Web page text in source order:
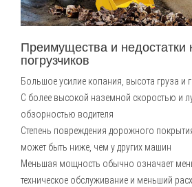
Преимущества и недостатки
погрузчиков
Большое усилие копания, высота груза и
С более высокой наземной скоростью и
обзорностью водителя
Степень повреждения дорожного
может быть ниже, чем у других машин
Меньшая мощность обычно означает
техническое обслуживание и меньший